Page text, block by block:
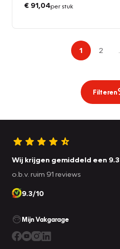
€ 91,04per stuk
1 2
Filteren
Wij krijgen gemiddeld een 9.3
o.b.v. ruim 91 reviews
9.3/10
Mijn Vakgarage